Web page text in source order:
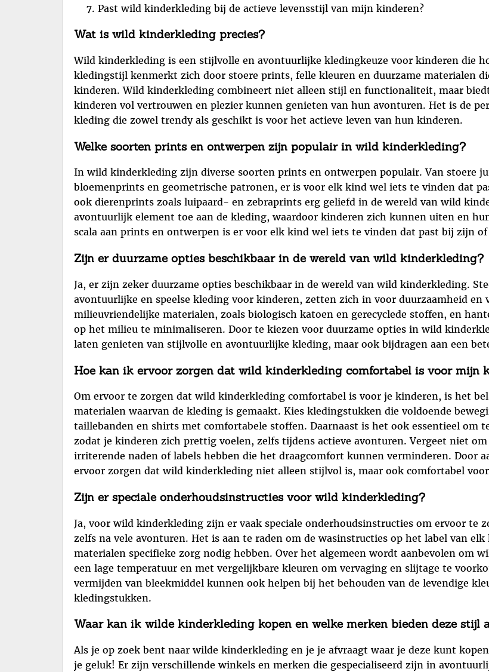
Past wild kinderkleding bij de actieve levensstijl van mijn kinderen?
Wat is wild kinderkleding precies?
Wild kinderkleding is een stijlvolle en avontuurlijke kledingkeuze voor kinderen die
kledingstijl kenmerkt zich door stoere prints, felle kleuren en duurzame materialen
kinderen. Wild kinderkleding combineert niet alleen stijl en functionaliteit, maar
kinderen vol vertrouwen en plezier kunnen genieten van hun avonturen. Het is de
kleding die zowel trendy als geschikt is voor het actieve leven van hun kinderen.
Welke soorten prints en ontwerpen zijn populair in wild kinderkleding?
In wild kinderkleding zijn diverse soorten prints en ontwerpen populair. Van stoere
bloemenprints en geometrische patronen, er is voor elk kind wel iets te vinden dat
ook dierenprints zoals luipaard- en zebraprints erg geliefd in de wereld van wild
avontuurlijk element toe aan de kleding, waardoor kinderen zich kunnen uiten en
scala aan prints en ontwerpen is er voor elk kind wel iets te vinden dat past bij zijn
Zijn er duurzame opties beschikbaar in de wereld van wild kinderkleding?
Ja, er zijn zeker duurzame opties beschikbaar in de wereld van wild kinderkleding.
avontuurlijke en speelse kleding voor kinderen, zetten zich in voor duurzaamheid
milieuvriendelijke materialen, zoals biologisch katoen en gerecyclede stoffen, en
op het milieu te minimaliseren. Door te kiezen voor duurzame opties in wild
laten genieten van stijlvolle en avontuurlijke kleding, maar ook bijdragen aan een
Hoe kan ik ervoor zorgen dat wild kinderkleding comfortabel is voor mijn
Om ervoor te zorgen dat wild kinderkleding comfortabel is voor je kinderen, is het
materialen waarvan de kleding is gemaakt. Kies kledingstukken die voldoende
taillebanden en shirts met comfortabele stoffen. Daarnaast is het ook essentieel om
zodat je kinderen zich prettig voelen, zelfs tijdens actieve avonturen. Vergeet niet
irriterende naden of labels hebben die het draagcomfort kunnen verminderen. Door
ervoor zorgen dat wild kinderkleding niet alleen stijlvol is, maar ook comfortabel
Zijn er speciale onderhoudsinstructies voor wild kinderkleding?
Ja, voor wild kinderkleding zijn er vaak speciale onderhoudsinstructies om ervoor te
zelfs na vele avonturen. Het is aan te raden om de wasinstructies op het label van
materialen specifieke zorg nodig hebben. Over het algemeen wordt aanbevolen om
een lage temperatuur en met vergelijkbare kleuren om vervaging en slijtage te
vermijden van bleekmiddel kunnen ook helpen bij het behouden van de levendige
kledingstukken.
Waar kan ik wilde kinderkleding kopen en welke merken bieden deze stijl
Als je op zoek bent naar wilde kinderkleding en je je afvraagt waar je deze kunt
je geluk! Er zijn verschillende winkels en merken die gespecialiseerd zijn in